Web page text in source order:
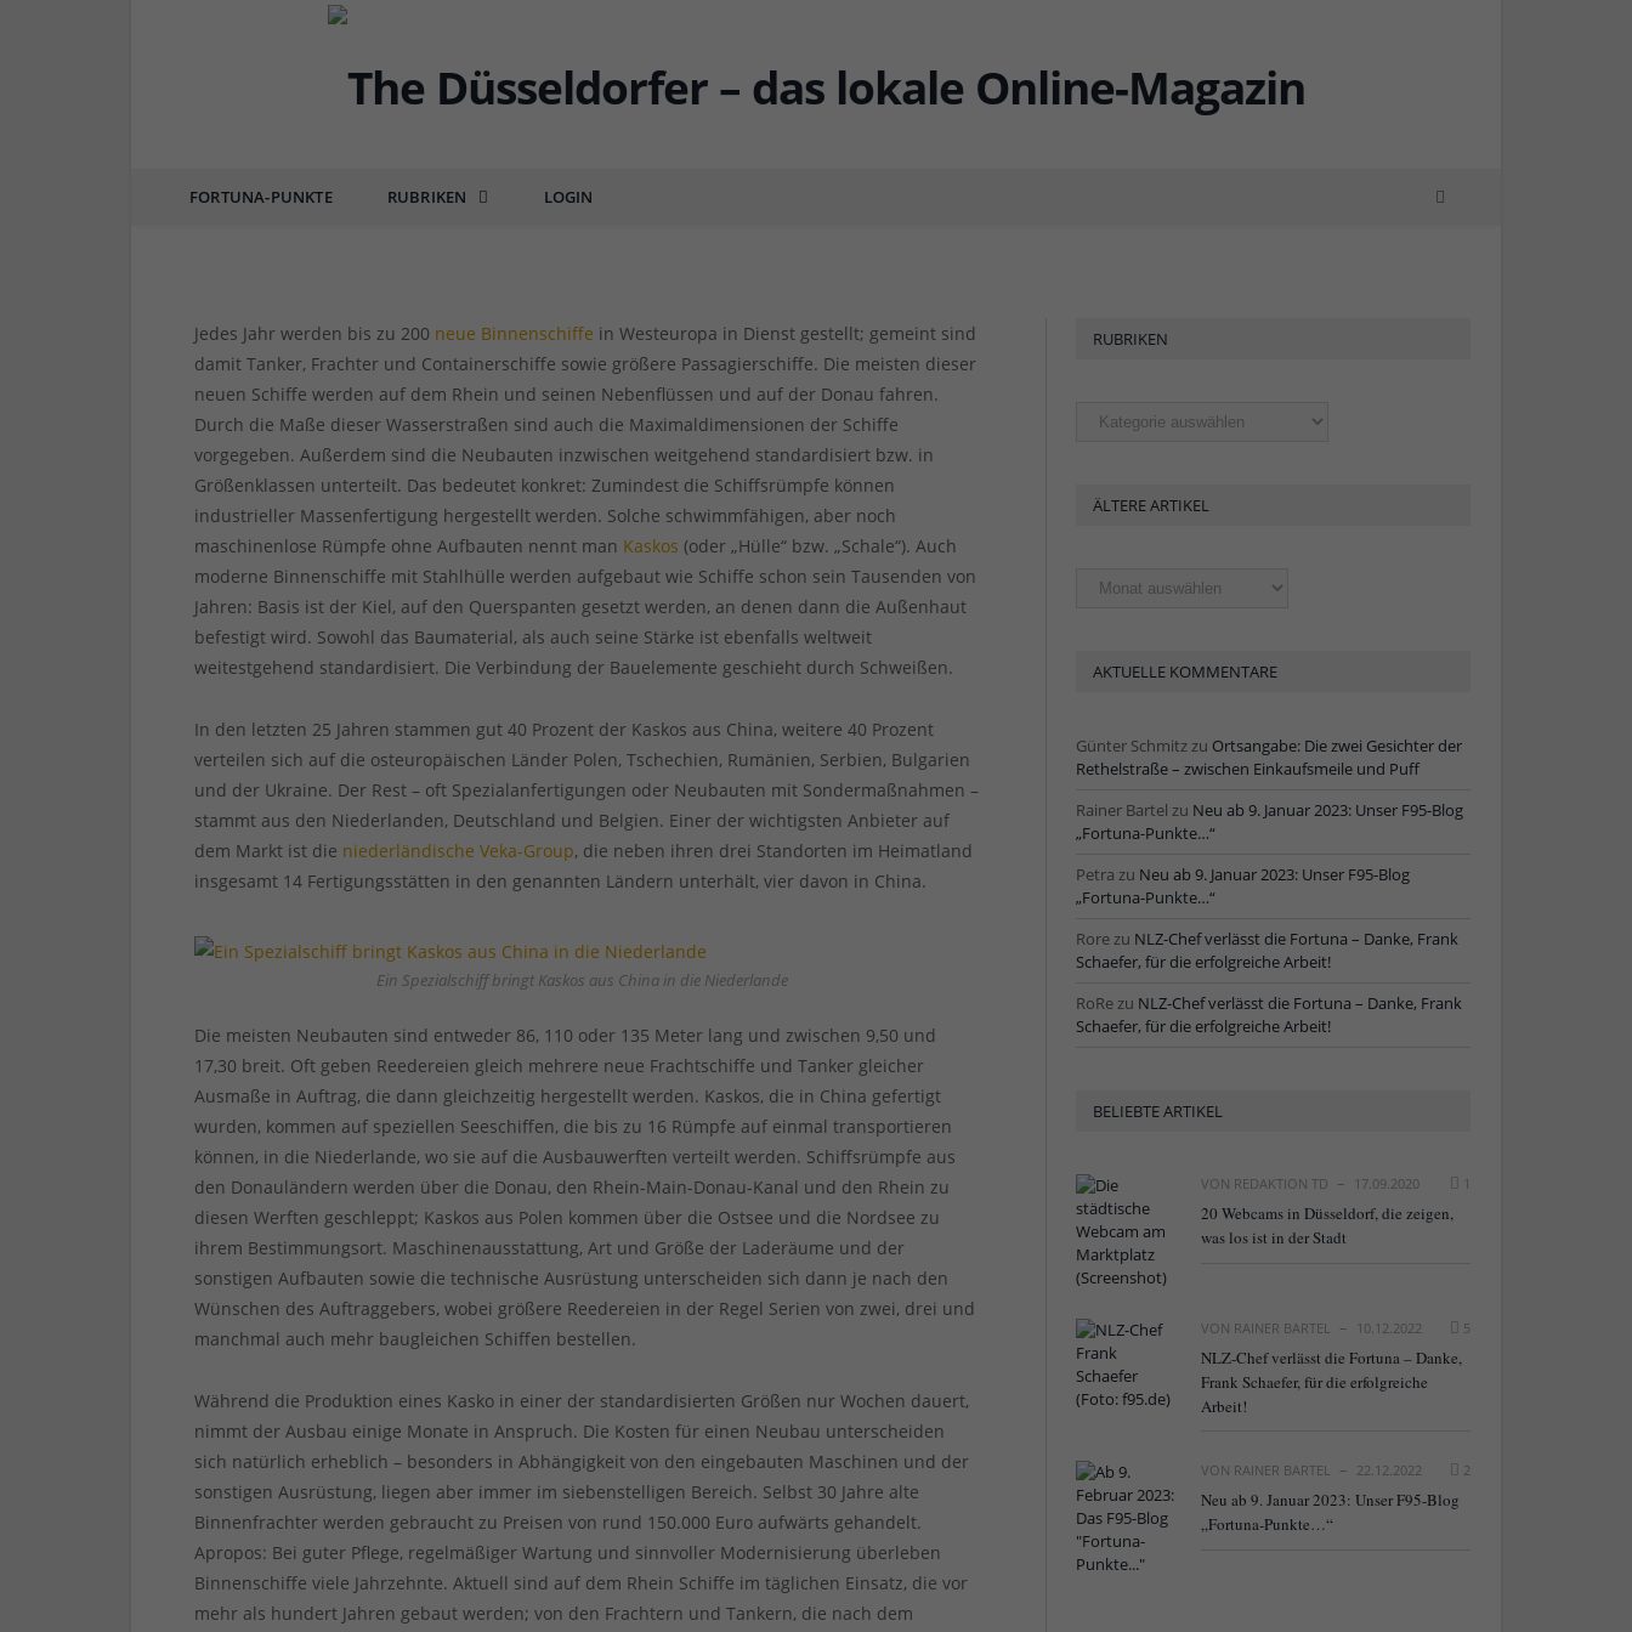
FORTUNA-PUNKTE RUBRIKEN LOGIN
Wo kommen eigentlich neue Binnenschiffe her?
von RAINER BARTEL 07.10.2019 0 COMMENTS
Jedes Jahr werden bis zu 200 neue Binnenschiffe in Westeuropa in Dienst gestellt; gemeint sind
damit Tanker, Frachter und Containerschiffe sowie größere Passagierschiffe. Die meisten dieser
neuen Schiffe werden auf dem Rhein und seinen Nebenflüssen und auf der Donau fahren.
Durch die Maße dieser Wasserstraßen sind auch die Maximaldimensionen der Schiffe
vorgegeben. Außerdem sind die Neubauten inzwischen weitgehend standardisiert bzw. in
Größenklassen unterteilt. Das bedeutet konkret: Zumindest die Schiffsrümpfe können
industrieller Massenfertigung hergestellt werden. Solche schwimmfähigen, aber noch
maschinenlose Rümpfe ohne Aufbauten nennt man Kaskos (oder „Hülle“ bzw. „Schale“). Auch
moderne Binnenschiffe mit Stahlhülle werden aufgebaut wie Schiffe schon sein Tausenden von
Jahren: Basis ist der Kiel, auf den Querspanten gesetzt werden, an denen dann die Außenhaut
befestigt wird. Sowohl das Baumaterial, als auch seine Stärke ist ebenfalls weltweit
weitestgehend standardisiert. Die Verbindung der Bauelemente geschieht durch Schweißen.
In den letzten 25 Jahren stammen gut 40 Prozent der Kaskos aus China, weitere 40 Prozent
verteilen sich auf die osteuropäischen Länder Polen, Tschechien, Rumänien, Serbien, Bulgarien
und der Ukraine. Der Rest – oft Spezialanfertigungen oder Neubauten mit Sondermaßnahmen –
stammt aus den Niederlanden, Deutschland und Belgien. Einer der wichtigsten Anbieter auf
dem Markt ist die niederländische Veka-Group, die neben ihren drei Standorten im Heimatland
insgesamt 14 Fertigungsstätten in den genannten Ländern unterhält, vier davon in China.
Ein Spezialschiff bringt Kaskos aus China in die Niederlande
Die meisten Neubauten sind entweder 86, 110 oder 135 Meter lang und zwischen 9,50 und
17,30 breit. Oft geben Reedereien gleich mehrere neue Frachtschiffe und Tanker gleicher
Ausmaße in Auftrag, die dann gleichzeitig hergestellt werden. Kaskos, die in China gefertigt
wurden, kommen auf speziellen Seeschiffen, die bis zu 16 Rümpfe auf einmal transportieren
können, in die Niederlande, wo sie auf die Ausbauwerften verteilt werden. Schiffsrümpfe aus
den Donauländern werden über die Donau, den Rhein-Main-Donau-Kanal und den Rhein zu
diesen Werften geschleppt; Kaskos aus Polen kommen über die Ostsee und die Nordsee zu
ihrem Bestimmungsort. Maschinenausstattung, Art und Größe der Laderäume und der
sonstigen Aufbauten sowie die technische Ausrüstung unterscheiden sich dann je nach den
Wünschen des Auftraggebers, wobei größere Reedereien in der Regel Serien von zwei, drei und
manchmal auch mehr baugleichen Schiffen bestellen.
Während die Produktion eines Kasko in einer der standardisierten Größen nur Wochen dauert,
nimmt der Ausbau einige Monate in Anspruch. Die Kosten für einen Neubau unterscheiden
sich natürlich erheblich – besonders in Abhängigkeit von den eingebauten Maschinen und der
sonstigen Ausrüstung, liegen aber immer im siebenstelligen Bereich. Selbst 30 Jahre alte
Binnenfrachter werden gebraucht zu Preisen von rund 150.000 Euro aufwärts gehandelt.
Apropos: Bei guter Pflege, regelmäßiger Wartung und sinnvoller Modernisierung überleben
Binnenschiffe viele Jahrzehnte. Aktuell sind auf dem Rhein Schiffe im täglichen Einsatz, die vor
mehr als hundert Jahren gebaut werden; von den Frachtern und Tankern, die nach dem
RUBRIKEN
Rubriken
ÄLTERE ARTIKEL
Ältere
AKTUELLE KOMMENTARE
Günter Schmitzzu Ortsangabe: Die zwei Gesichter der
Rethelstraße – zwischen Einkaufsmeile und Puff
Rainer Bartel zu Neu ab 9. Januar 2023: Unser F95-Blog
„Fortuna-Punkte…“
Petra zu Neu ab 9. Januar 2023: Unser F95-Blog
„Fortuna-Punkte…“
Rorezu NLZ-Chef verlässt die Fortuna – Danke, Frank
Schaefer, für die erfolgreiche Arbeit!
RoRezu NLZ-Chef verlässt die Fortuna – Danke, Frank
Schaefer, für die erfolgreiche Arbeit!
BELIEBTE ARTIKEL
VON REDAKTION TD 17.09.2020 1
20 Webcams in Düsseldorf, die zeigen,
was los ist in der Stadt
VON RAINER BARTEL 10.12.2022 5
NLZ-Chef verlässt die Fortuna – Danke,
Frank Schaefer, für die erfolgreiche
Arbeit!
VON RAINER BARTEL 22.12.2022 2
Neu ab 9. Januar 2023: Unser F95-Blog
„Fortuna-Punkte…“